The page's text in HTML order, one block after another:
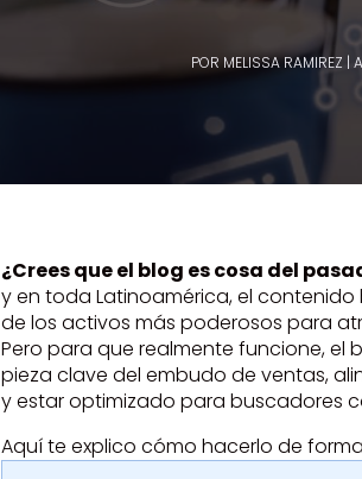
POR MELISSA RAMIREZ |
¿Crees que el blog es cosa del
y en toda Latinoamérica, el
de los activos más poderosos para
Pero para que realmente funcione, el
pieza clave del embudo de ventas,
y estar optimizado para buscadores
Aquí te explico cómo hacerlo de